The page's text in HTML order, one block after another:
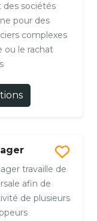
des sociétés
pour des
complexes
ou le rachat
travaille de
afin de
de plusieurs